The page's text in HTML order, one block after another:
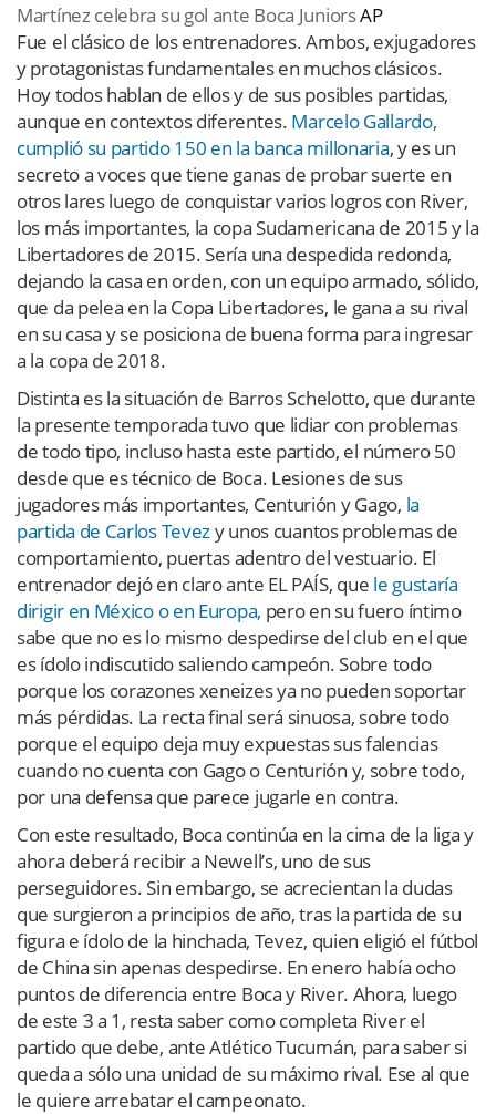
Martínez celebra su gol ante Boca JuniorsAP
Fue el clásico de los entrenadores. Ambos, exjugadores
y protagonistas fundamentales en muchos clásicos.
Hoy todos hablan de ellos y de sus posibles partidas,
aunque en contextos diferentes. Marcelo Gallardo,
cumplió su partido 150 en la banca millonaria, y es un
secreto a voces que tiene ganas de probar suerte en
otros lares luego de conquistar varios logros con River,
los más importantes, la copa Sudamericana de 2015 y la
Libertadores de 2015. Sería una despedida redonda,
dejando la casa en orden, con un equipo armado, sólido,
que da pelea en la Copa Libertadores, le gana a su rival
en su casa y se posiciona de buena forma para ingresar
a la copa de 2018.
Distinta es la situación de Barros Schelotto, que durante
la presente temporada tuvo que lidiar con problemas
de todo tipo, incluso hasta este partido, el número 50
desde que es técnico de Boca. Lesiones de sus
jugadores más importantes, Centurión y Gago, la
partida de Carlos Tevezy unos cuantos problemas de
comportamiento, puertas adentro del vestuario. El
entrenador dejó en claro ante EL PAÍS, que le gustaría
dirigir en México o en Europa, pero en su fuero íntimo
sabe que no es lo mismo despedirse del club en el que
es ídolo indiscutido saliendo campeón. Sobre todo
porque los corazones xeneizes ya no pueden soportar
más pérdidas. La recta final será sinuosa, sobre todo
porque el equipo deja muy expuestas sus falencias
cuando no cuenta con Gago o Centurión y, sobre todo,
por una defensa que parece jugarle en contra.
Con este resultado, Boca continúa en la cima de la liga y
ahora deberá recibir a Newell’s, uno de sus
perseguidores. Sin embargo, se acrecientan la dudas
que surgieron a principios de año, tras la partida de su
figura e ídolo de la hinchada, Tevez, quien eligió el fútbol
de China sin apenas despedirse. En enero había ocho
puntos de diferencia entre Boca y River. Ahora, luego
de este 3 a 1, resta saber como completa River el
partido que debe, ante Atlético Tucumán, para saber si
queda a sólo una unidad de su máximo rival. Ese al que
le quiere arrebatar el campeonato.